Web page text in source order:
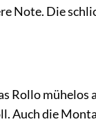
Note. Die
Rollo mühelos
Auch die